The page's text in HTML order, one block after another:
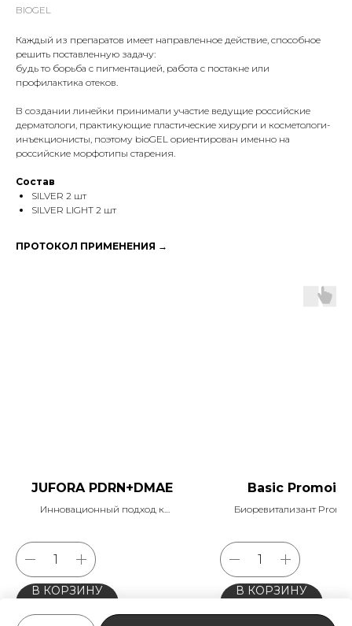
BIOGEL
Каждый из препаратов имеет направленное действие, способное
решить поставленную задачу:
будь то борьба с пигментацией, работа с постакне или
профилактика отеков.
В создании линейки принимали участие ведущие российские
дерматологи, практикующие пластические хирурги и косметологи-
инъекционисты, поэтому bioGEL ориентирован именно на
российские морфотипы старения.
Состав
SILVER 2 шт
SILVER LIGHT 2 шт
ПРОТОКОЛ ПРИМЕНЕНИЯ →
JUFORA PDRN+DMAE
Инновационный подход к
В КОРЗИНУ
Basic
Биоревитализант
высокомолекулярной ГК
технологией
В КОРЗИНУ